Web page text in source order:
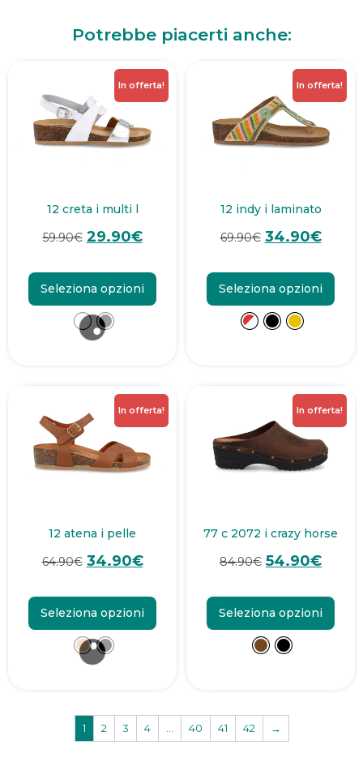
Potrebbe piacerti anche:
In offerta!
12 creta i multi l
59.90€ 29.90€
Seleziona opzioni
In offerta!
12 indy i laminato
69.90€ 34.90€
Seleziona opzioni
In offerta!
12 atena i pelle
64.90€ 34.90€
Seleziona opzioni
In offerta!
77 c 2072 i crazy horse
84.90€ 54.90€
Seleziona opzioni
1 2 3 4 … 40 41 42 →